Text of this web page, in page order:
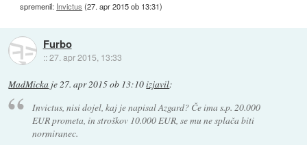
spremenil: Invictus (27. apr 2015 ob 13:31)
Furbo
::27. apr 2015, 13:33
MadMicka je27. apr 2015 ob 13:10izjavil:
Invictus, nisi dojel, kaj je napisal Azgard? Če ima s.p. 20.000
EUR prometa, in stroškov 10.000 EUR, se mu ne splača biti
normiranec.